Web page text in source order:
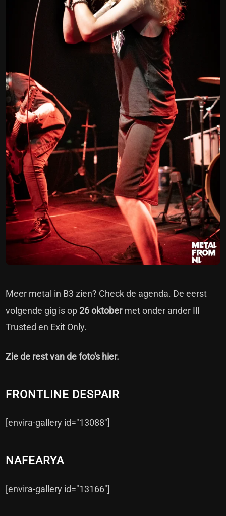
Meer metal in B3 zien? Check de agenda. De eerst
volgende gig is op 26 oktobermet onder ander Ill
Trusted en Exit Only.
Zie de rest van de foto's hier.
FRONTLINE DESPAIR
[envira-gallery id="13088"]
NAFEARYA
[envira-gallery id="13166"]